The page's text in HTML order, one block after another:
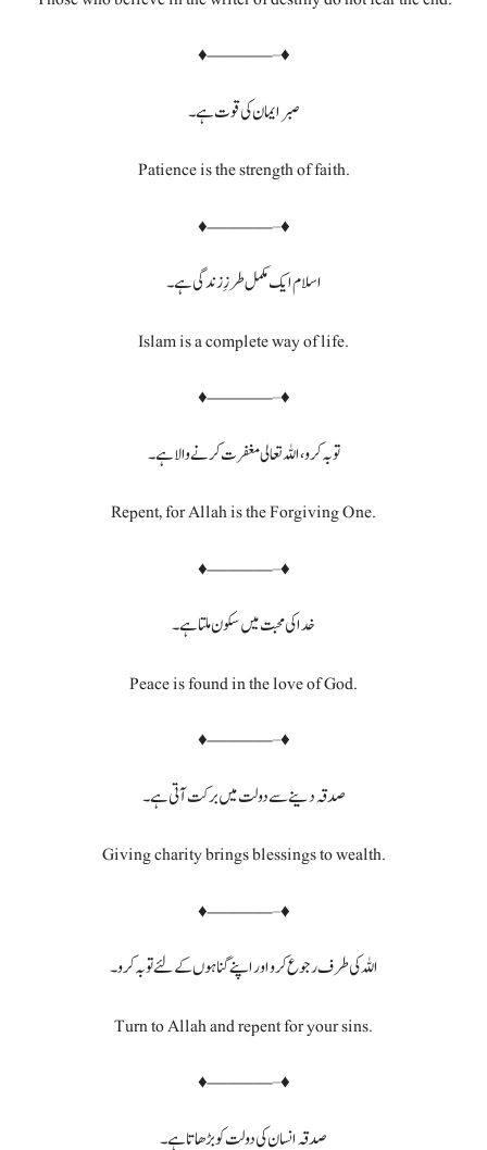
♦—————–♦
صبر ایمان کی قوت ہے۔
Patience is the strength of faith.
♦—————–♦
اسلام ایک مکمل طرزِ زندگی ہے۔
Islam is a complete way of life.
♦—————–♦
توبہ کرو، اللہ تعالی مغفرت کرنے والا ہے۔
Repent, for Allah is the Forgiving One.
♦—————–♦
خدا کی محبت میں سکون ملتا ہے۔
Peace is found in the love of God.
♦—————–♦
صدقہ دینے سے دولت میں برکت آتی ہے۔
Giving charity brings blessings to wealth.
♦—————–♦
اللہ کی طرف رجوع کرو اور اپنے گناہوں کے لئے توبہ کرو۔
Turn to Allah and repent for your sins.
♦—————–♦
صدقہ انسان کی دولت کو بڑھاتا ہے۔